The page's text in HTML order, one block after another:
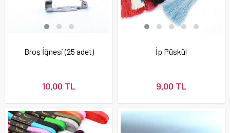
Broş İğnesi (25 adet)
10,00 TL
İp Püskül
9,00 TL